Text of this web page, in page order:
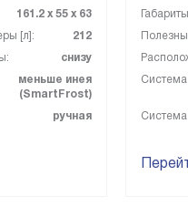
161.2 х 55 х 63
[л]:
212
снизу
меньше инея
(SmartFrost)
ручная